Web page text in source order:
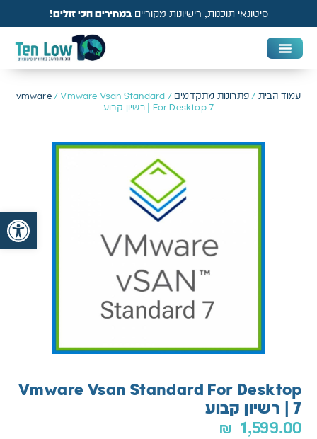
סיטונאי תוכנות, רישיונות מקורייםבמחירים הכי זולים!
עמוד הבית /פתרונות מתקדמים /
vmware/ Vmware Vsan Standard
For Desktop 7 | רשיון קבוע
Vmware Vsan Standard For Desktop
7 | רשיון קבוע
₪ 1,599.00